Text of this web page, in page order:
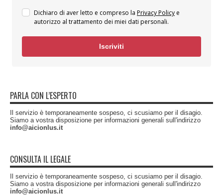
Dichiaro di aver letto e compreso la Privacy Policy e
autorizzo al trattamento dei miei dati personali.
Iscriviti
PARLA CON L’ESPERTO
Il servizio è temporaneamente sospeso, ci scusiamo per il disagio.
Siamo a vostra disposizione per informazioni generali sull'indirizzo
info@aicionlus.it
CONSULTA IL LEGALE
Il servizio è temporaneamente sospeso, ci scusiamo per il disagio.
Siamo a vostra disposizione per informazioni generali sull'indirizzo
info@aicionlus.it